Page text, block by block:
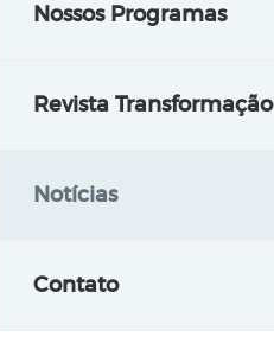
Nossos Programas
Revista Transformação
Notícias
Contato